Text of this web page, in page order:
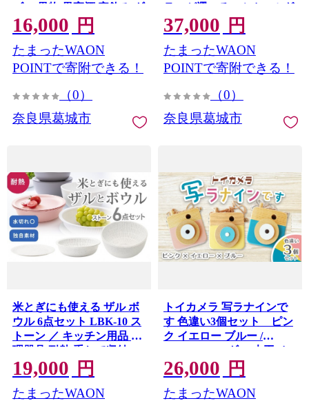
ゴー 果物 果実酒 宅飲み ギ
フト 人気 お祝い プレゼン
ト 奈良県 葛城市
【umyd067】
16,000 円
たまったWAON
POINTで寄附できる！
（0）
奈良県葛城市
ラーが選べる) ／ オールグ
レー 収納 ライクイット
like-it 奈良県 葛城市
【like101-2A】
37,000 円
たまったWAON
POINTで寄附できる！
（0）
奈良県葛城市
米とぎにも使える ザル ボ
ウル 6点セット LBK-10 ス
トーン ／ キッチン用品 調
理器具 耐熱 重ねて収納 コ
ンパクト ライクイット
like-it 奈良県 葛城市
【like021-4A】
19,000 円
たまったWAON
トイカメラ 写ラナインで
す 色違い3個セット ピン
ク イエロー ブルー /
SUGGY スッギー 木工 オ
リジナル家具 雑貨 木育 木
製 木のおもちゃ ごっこ遊
び 知育玩具 カメラ おもち
26,000 円
たまったWAON